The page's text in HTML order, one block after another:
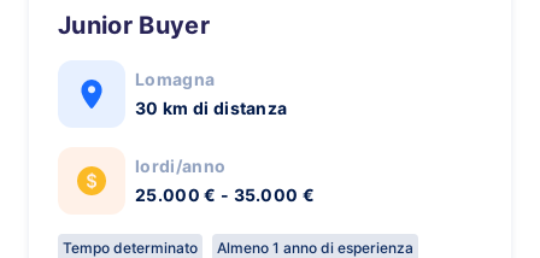
Junior Buyer
Lomagna
30 km di distanza
lordi/anno
25.000 € - 35.000 €
Tempo determinato Almeno 1 anno di esperienza